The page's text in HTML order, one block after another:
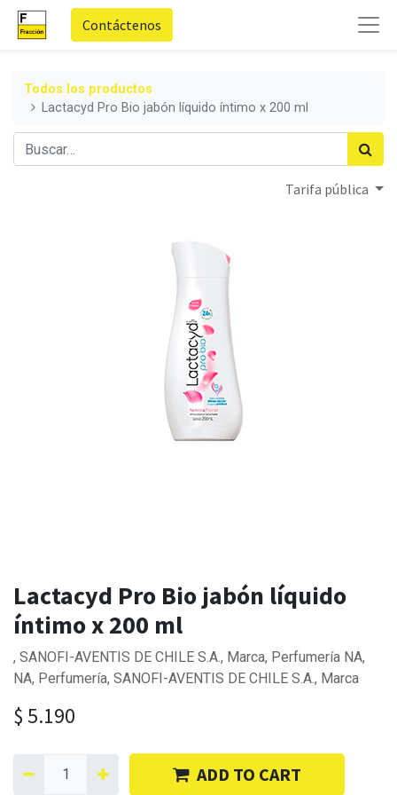
Contáctenos
Todos los productos
Lactacyd Pro Bio jabón líquido íntimo x 200 ml
Tarifa pública
Lactacyd Pro Bio jabón líquido
íntimo x 200 ml
, SANOFI-AVENTIS DE CHILE S.A., Marca, Perfumería NA,
NA, Perfumería, SANOFI-AVENTIS DE CHILE S.A., Marca
$ 5.190
ADD TO CART